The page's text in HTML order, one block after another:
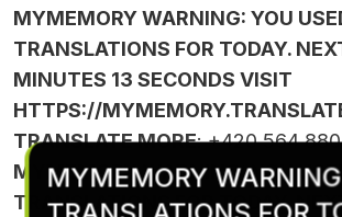
MYMEMORY WARNING: YOU
TRANSLATIONS FOR TODAY.
MINUTES 13 SECONDS VISIT
HTTPS://
TRANSLATE MORE: +420 564
MYMEMORY WARNING: YOU
TRANSLATIONS FOR TODAY.
MYMEMORY